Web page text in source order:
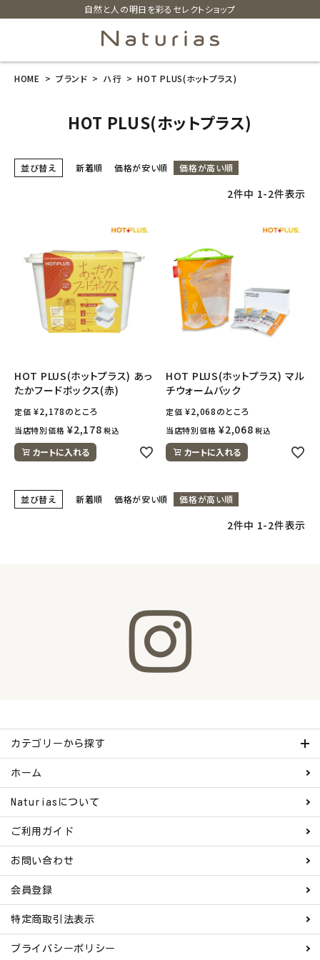
自然と人の明日を彩るセレクトショップ
search
新商品
美容・コスメ・香水
衛生用品
日用品雑貨
インナー・下着・ナイトウェア
キッズ・ベビー・マタニティ
キッチン用品
フード・ドリンク
ナチュラプラス
アルモニベルツ
コラム・スタッフのおすすめ
ご利用ガイド等
アカウント情報
ようこそ ゲスト 様
HOME ブランド ハ行 HOT PLUS(ホットプラス)
HOT PLUS(ホットプラス)
並び替え 新着順 価格が安い順 価格が高い順
2件中 1-2件表示
HOT PLUS(ホットプラス) あっ
たかフードボックス(赤)
定価 ¥2,178のところ
当店特別価格 ¥2,178 税込
カートに入れる
HOT PLUS(ホットプラス) マル
チウォームバック
定価 ¥2,068のところ
当店特別価格 ¥2,068 税込
カートに入れる
並び替え 新着順 価格が安い順 価格が高い順
2件中 1-2件表示
カテゴリーから探す
ホーム
Naturiasについて
ご利用ガイド
お問い合わせ
会員登録
特定商取引法表示
プライバシーポリシー